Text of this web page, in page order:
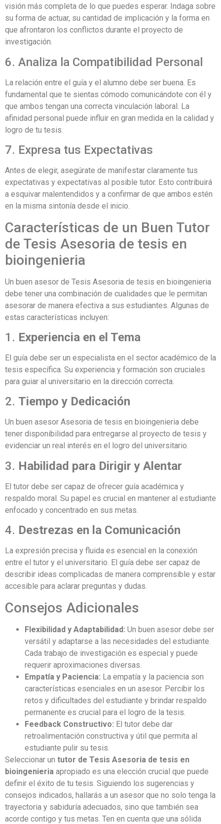
visión más completa de lo que puedes esperar. Indaga sobre
su forma de actuar, su cantidad de implicación y la forma en
que afrontaron los conflictos durante el proyecto de
investigación.
6. Analiza la Compatibilidad Personal
La relación entre el guía y el alumno debe ser buena. Es
fundamental que te sientas cómodo comunicándote con él y
que ambos tengan una correcta vinculación laboral. La
afinidad personal puede influir en gran medida en la calidad y
logro de tu tesis.
7. Expresa tus Expectativas
Antes de elegir, asegúrate de manifestar claramente tus
expectativas y expectativas al posible tutor. Esto contribuirá
a esquivar malentendidos y a confirmar de que ambos estén
en la misma sintonía desde el inicio.
Características de un Buen Tutor
de Tesis Asesoria de tesis en
bioingenieria
Un buen asesor de Tesis Asesoria de tesis en bioingenieria
debe tener una combinación de cualidades que le permitan
asesorar de manera efectiva a sus estudiantes. Algunas de
estas características incluyen:
1. Experiencia en el Tema
El guía debe ser un especialista en el sector académico de la
tesis específica. Su experiencia y formación son cruciales
para guiar al universitario en la dirección correcta.
2. Tiempo y Dedicación
Un buen asesor Asesoria de tesis en bioingenieria debe
tener disponibilidad para entregarse al proyecto de tesis y
evidenciar un real interés en el logro del universitario.
3. Habilidad para Dirigir y Alentar
El tutor debe ser capaz de ofrecer guía académica y
respaldo moral. Su papel es crucial en mantener al estudiante
enfocado y concentrado en sus metas.
4. Destrezas en la Comunicación
La expresión precisa y fluida es esencial en la conexión
entre el tutor y el universitario. El guía debe ser capaz de
describir ideas complicadas de manera comprensible y estar
accesible para aclarar preguntas y dudas.
Consejos Adicionales
Flexibilidad y Adaptabilidad: Un buen asesor debe ser
versátil y adaptarse a las necesidades del estudiante.
Cada trabajo de investigación es especial y puede
requerir aproximaciones diversas.
Empatía y Paciencia: La empatía y la paciencia son
características esenciales en un asesor. Percibir los
retos y dificultades del estudiante y brindar respaldo
permanente es crucial para el logro de la tesis.
Feedback Constructivo: El tutor debe dar
retroalimentación constructiva y útil que permita al
estudiante pulir su tesis.
Seleccionar un tutor de Tesis Asesoria de tesis en
bioingenieria apropiado es una elección crucial que puede
definir el éxito de tu tesis. Siguiendo los sugerencias y
consejos indicados, hallarás a un asesor que no solo tenga la
trayectoria y sabiduría adecuados, sino que también sea
acorde contigo y tus metas. Ten en cuenta que una sólida